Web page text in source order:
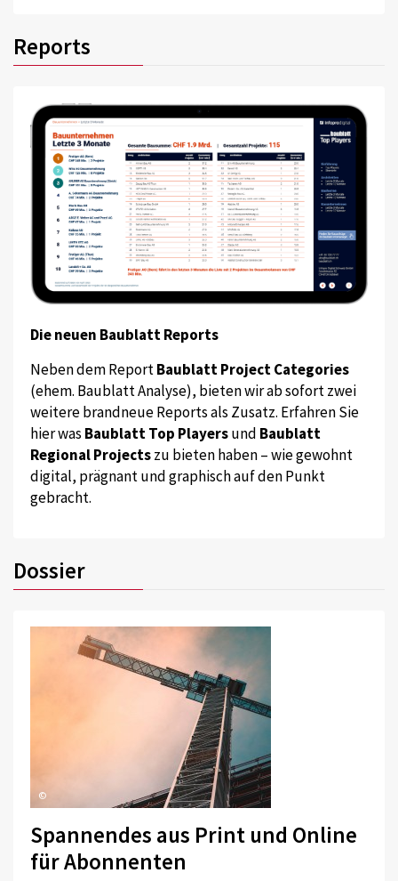
Reports
Die neuen Baublatt Reports
Neben dem ReportBaublatt Project Categories
(ehem. Baublatt Analyse), bieten wir ab sofort zwei
weitere brandneue Reports als Zusatz. Erfahren Sie
hier was Baublatt Top Playersund Baublatt
Regional Projectszu bieten haben – wie gewohnt
digital, prägnant und graphisch auf den Punkt
gebracht.
Dossier
©
Spannendes aus Print und Online
für Abonnenten